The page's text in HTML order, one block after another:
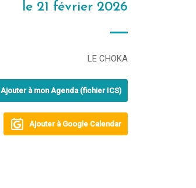
le 21 février 2026
LE CHOKA
Ajouter à mon Agenda (fichier ICS)
Ajouter à Google Calendar